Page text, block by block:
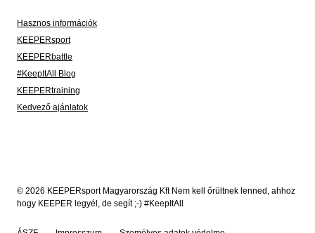
Hasznos információk
KEEPERsport
KEEPERbattle
#KeepItAll Blog
KEEPERtraining
Kedvező ajánlatok
© 2026 KEEPERsport Magyarország Kft Nem kell őrültnek lenned, ahhoz
hogy KEEPER legyél, de segít ;-) #KeepItAll